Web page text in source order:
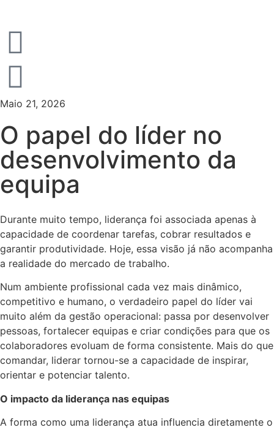
Maio 21, 2026
O papel do líder no
desenvolvimento da
equipa
Durante muito tempo, liderança foi associada apenas à
capacidade de coordenar tarefas, cobrar resultados e
garantir produtividade. Hoje, essa visão já não acompanha
a realidade do mercado de trabalho.
Num ambiente profissional cada vez mais dinâmico,
competitivo e humano, o verdadeiro papel do líder vai
muito além da gestão operacional: passa por desenvolver
pessoas, fortalecer equipas e criar condições para que os
colaboradores evoluam de forma consistente. Mais do que
comandar, liderar tornou-se a capacidade de inspirar,
orientar e potenciar talento.
O impacto da liderança nas equipas
A forma como uma liderança atua influencia diretamente o